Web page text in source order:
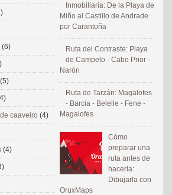
Inmobiliaria: De la Playa de
Miño al Castillo de Andrade
por Carantoña
Ruta del Contraste: Playa
de Campelo - Cabo Prior -
Narón
Ruta de Tarzán: Magalofes
- Barcia - Belelle - Fene -
Magalofes
Cómo
preparar una
ruta antes de
hacerla:
Dibujarla con
OruxMaps
(6)
(5)
caaveiro (4)
(4)